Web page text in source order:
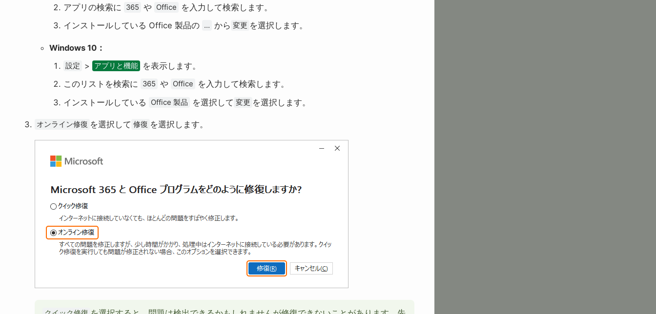
アプリの検索に
365 や Office
を入力して検索します。
インストールしている Office 製品の … から 変更 を選択します。
Windows 10：
設定 > アプリと機能
を表示します。
このリストを検索に
365 や Office
を入力して検索します。
インストールしている
Office 製品 を選択して 変更 を選択します。
オンライン修復 を選択して 修復 を選択します。